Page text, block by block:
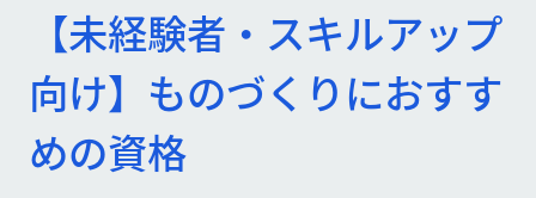
【未経験者・スキルアップ
向け】ものづくりにおすす
めの資格